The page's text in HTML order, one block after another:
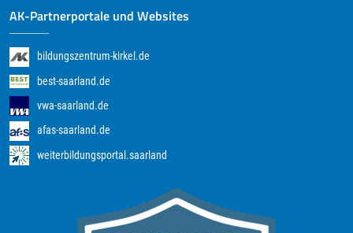
AK-Partnerportale und Websites
bildungszentrum-kirkel.de
best-saarland.de
vwa-saarland.de
afas-saarland.de
weiterbildungsportal.saarland